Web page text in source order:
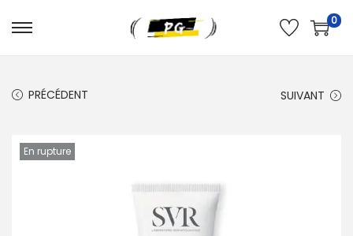
0
PRÉCÉDENT SUIVANT
En rupture